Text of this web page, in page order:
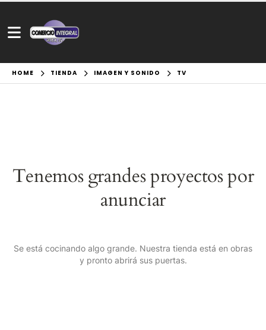
HOME TIENDA IMAGEN Y SONIDO TV
Tenemos grandes proyectos por
anunciar
Se está cocinando algo grande. Nuestra tienda está en obras
y pronto abrirá sus puertas.